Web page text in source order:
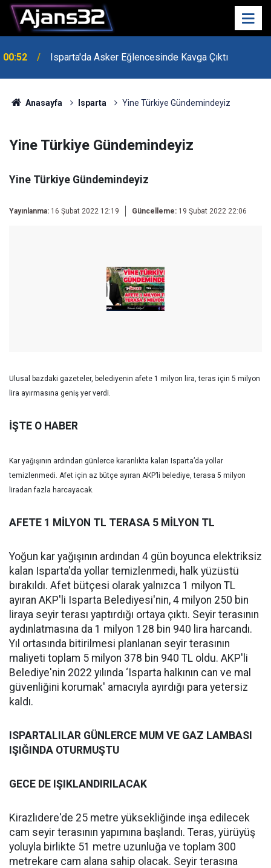
00:52 Isparta'da Asker Eğlencesinde Kavga Çıktı
Anasayfa Isparta Yine Türkiye Gündemindeyiz
Yine Türkiye Gündemindeyiz
Yine Türkiye Gündemindeyiz
Yayınlanma: 16 Şubat 2022 12:19 Güncelleme: 19 Şubat 2022 22:06
Ulusal bazdaki gazeteler, belediyenin afete 1 milyon lira, teras için 5 milyon
lira ayırmasına geniş yer verdi.
İŞTE O HABER
Kar yağışının ardından günlerce karanlıkta kalan Isparta’da yollar
temizlenmedi. Afet için az bütçe ayıran AKP’li belediye, terasa 5 milyon
liradan fazla harcayacak.
AFETE 1 MİLYON TL TERASA 5 MİLYON TL
Yoğun kar yağışının ardından 4 gün boyunca elektriksiz
kalan Isparta'da yollar temizlenmedi, halk yüzüstü
bırakıldı. Afet bütçesi olarak yalnızca 1 milyon TL
ayıran AKP'li Isparta Belediyesi'nin, 4 milyon 250 bin
liraya seyir terası yaptırdığı ortaya çıktı. Seyir terasının
aydınlatmasına da 1 milyon 128 bin 940 lira harcandı.
Yıl ortasında bitirilmesi planlanan seyir terasının
maliyeti toplam 5 milyon 378 bin 940 TL oldu. AKP'li
Belediye'nin 2022 yılında ‘Isparta halkının can ve mal
güvenliğini korumak' amacıyla ayırdığı para yetersiz
kaldı.
ISPARTALILAR GÜNLERCE MUM VE GAZ LAMBASI
IŞIĞINDA OTURMUŞTU
GECE DE IŞIKLANDIRILACAK
Kirazlıdere'de 25 metre yüksekliğinde inşa edilecek
cam seyir terasının yapımına başlandı. Teras, yürüyüş
yoluyla birlikte 51 metre uzunluğa ve toplam 300
metrekare cam alana sahip olacak. Seyir terasına